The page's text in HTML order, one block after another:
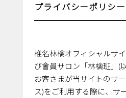
プライバシーポリシー
椎名林檎オフィシャルサ
び會員サロン「林檎班」(
お客さまが当サイトのサ
ス)をご利用する際に、サ